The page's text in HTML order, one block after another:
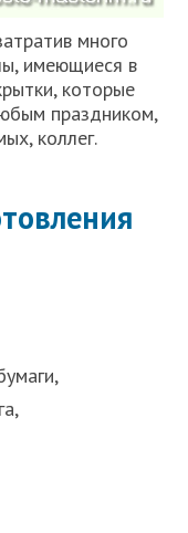
много
имеющиеся в
которые
праздником,
коллег.